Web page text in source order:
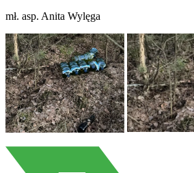
mł. asp. Anita Wylęga